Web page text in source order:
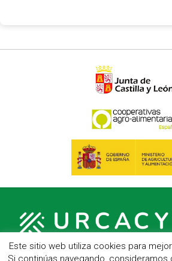
Este sitio web utiliza cookies para